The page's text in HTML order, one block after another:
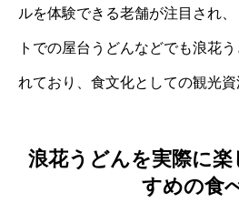
ルを体験できる老舗が注目され
トでの屋台うどんなどでも浪花
れており、食文化としての観光資
浪花うどんを実際に
すめの食